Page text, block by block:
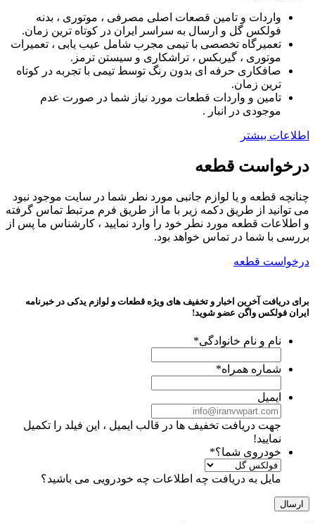
واردات و تامین قصعات اصلی مصرفی ، موتوری ، بدنه
فولکس گل و ارسال به سراسر ایران در کوتاه ترین زمان.
تعمیرگاه تخصصی با تیمی مجرب شامل عیب یابی ، تعمیرات
موتوری ، گیربکس ، تراشکاری و سیستن ترمز.
صافکاری حرفه ای بدون رنگ توسط تیمی با تجربه در کوتاه
ترین زمان.
تامین و واردات قطعات مورد نیاز شما در صورت عدم
موجودی در انبار .
اطلاعات بیشتر
درخواست قطعه
چنانچه قطعه و یا لوازم جانبی مورد نطر شما در سایت موجود نبود
می توانید از طریق دکمه زیر با ما از طریق فرم مرتبط تماس گرفته
و اطلاعات قطعه مورد نطر خود را وارد نمایید ، کارشناس ما پس از
بررسی با شما در تماس خواهد بود.
درخواست قطعه
برای دریافت آخرین اخبار و تخفیف های ویژه قطعات و لوازم یدکی در خبرنامه
ایران فولکس واگن عضو شوید!
نام و نام خانوادگی*
شماره همراه*
ایمیل
جهت دریافت تخفیف ها در قالب ایمیل ، این فیلد را تکمیل
نمایید!
خودروی شما؟*
مایل به دریافت چه اطلاعات چه خودرویی می باشید؟